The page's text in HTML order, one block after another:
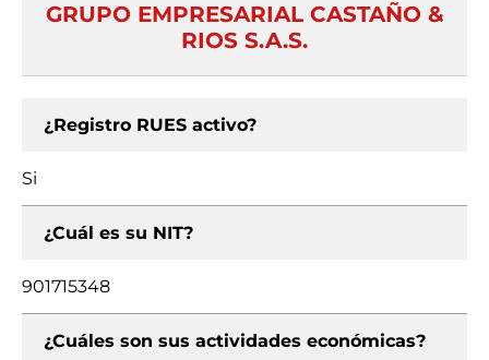
GRUPO EMPRESARIAL CASTAÑO &
RIOS S.A.S.
¿Registro RUES activo?
Si
¿Cuál es su NIT?
901715348
¿Cuáles son sus actividades económicas?